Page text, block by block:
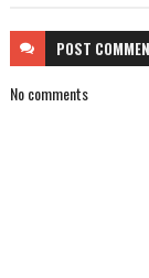
POST
No comments